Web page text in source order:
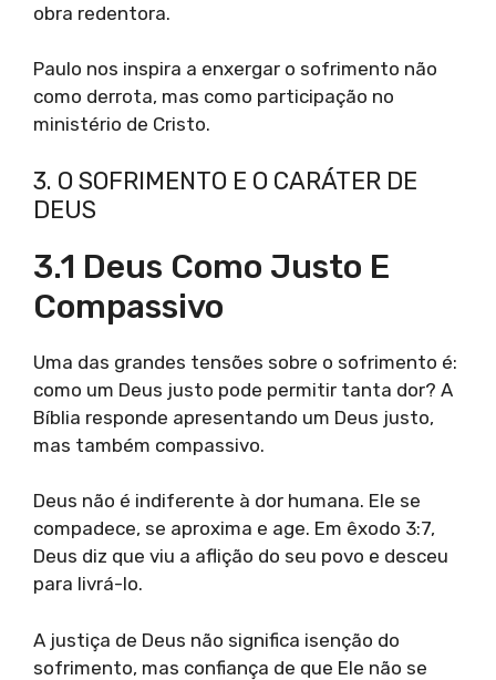
obra redentora.
Paulo nos inspira a enxergar o sofrimento não
como derrota, mas como participação no
ministério de Cristo.
3. O SOFRIMENTO E O CARÁTER DE
DEUS
3.1 Deus Como Justo E
Compassivo
Uma das grandes tensões sobre o sofrimento é:
como um Deus justo pode permitir tanta dor? A
Bíblia responde apresentando um Deus justo,
mas também compassivo.
Deus não é indiferente à dor humana. Ele se
compadece, se aproxima e age. Em êxodo 3:7,
Deus diz que viu a aflição do seu povo e desceu
para livrá-lo.
A justiça de Deus não significa isenção do
sofrimento, mas confiança de que Ele não se